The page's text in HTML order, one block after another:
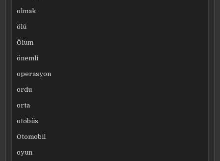
olmak
ölü
Ölüm
önemli
operasyon
ordu
orta
otobüs
Otomobil
oyun